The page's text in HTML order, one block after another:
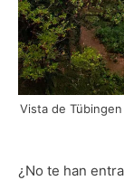
Vista de
¿No te han